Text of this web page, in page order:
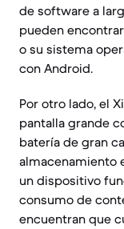
de software a
pueden
o su sistema
con Android.
Por otro lado, el
pantalla grande
batería de gran
almacenamiento
un dispositivo
consumo de
encuentran que